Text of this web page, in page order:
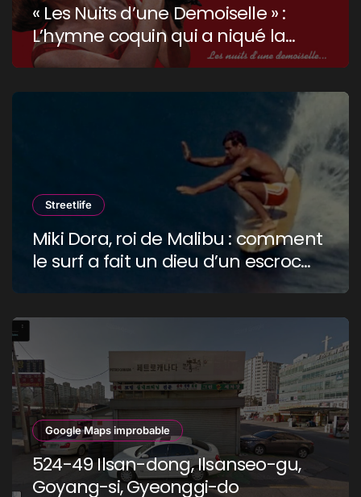
« Les Nuits d’une Demoiselle » :
L’hymne coquin qui a niqué la
censure !
Streetlife
Miki Dora, roi de Malibu : comment
le surf a fait un dieu d’un escroc
Google Maps improbable
524-49 Ilsan-dong, Ilsanseo-gu,
Goyang-si, Gyeonggi-do